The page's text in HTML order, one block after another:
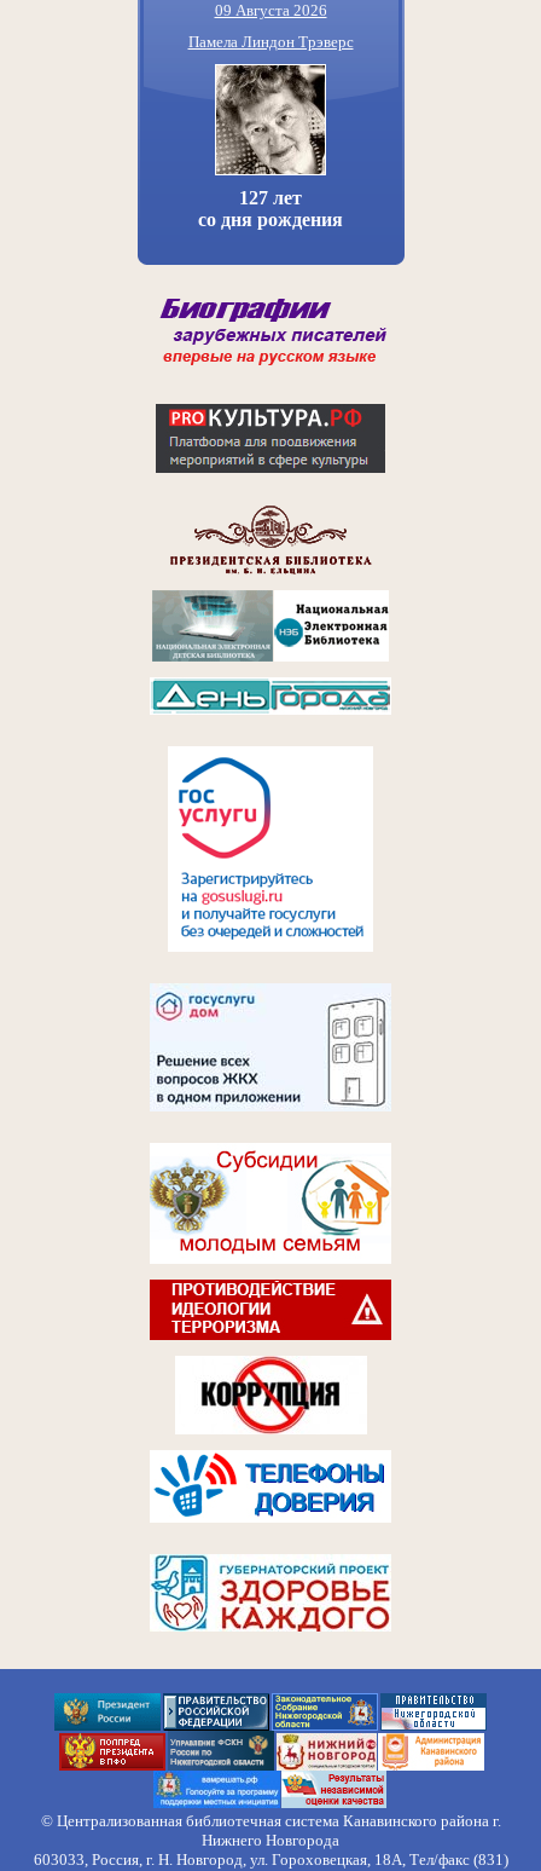
09 Августа 2026
Памела Линдон Трэверс
127 лет
со дня рождения
© Централизованная библиотечная система Канавинского района г.
Нижнего Новгорода
603033, Россия, г. Н. Новгород, ул. Гороховецкая, 18А, Тел/факс (831)